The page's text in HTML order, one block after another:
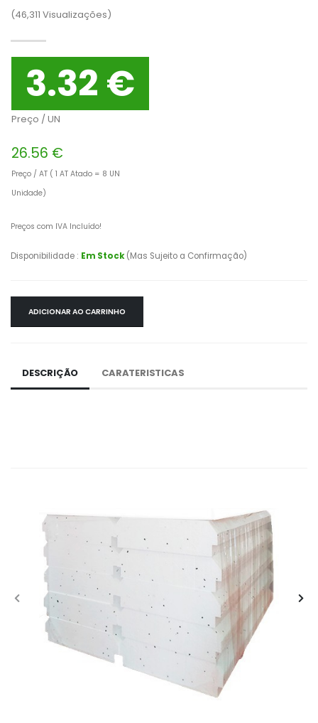
(46,311 Visualizações)
3.32 €
Preço / UN
26.56 €
Preço / AT ( 1 AT Atado = 8 UN
Unidade)
Preços com IVA Incluído!
Disponibilidade : Em Stock(Mas Sujeito a Confirmação)
ADICIONAR AO CARRINHO
DESCRIÇÃO CARATERISTICAS